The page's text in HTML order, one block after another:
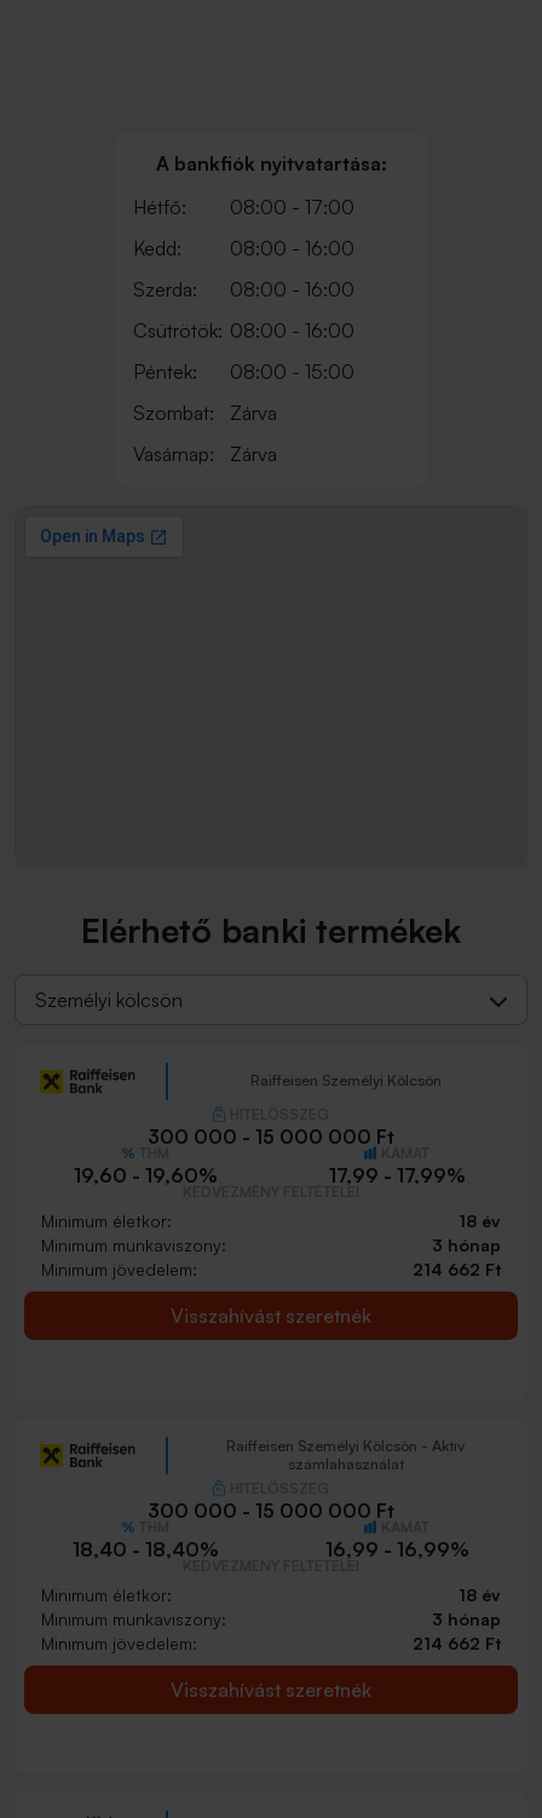
A bankfiók nyitvatartása:
Hétfő:
08:00 - 17:00
Kedd:
08:00 - 16:00
Szerda:
08:00 - 16:00
Csütrötök: 08:00 - 16:00
Péntek:
08:00 - 15:00
Szombat:
Zárva
Vasárnap:
Zárva
Elérhető banki termékek
Személyi kölcsön
Raiffeisen Személyi Kölcsön
300 000 - 15 000 000 Ft
19,60 - 19,60% 17,99 - 17,99%
Minimum életkor:
18 év
Minimum munkaviszony:
3 hónap
Minimum jövedelem:
214 662 Ft
Visszahívást szeretnék
Raiffeisen Személyi Kölcsön - Aktív
számlahasználat
300 000 - 15 000 000 Ft
18,40 - 18,40% 16,99 - 16,99%
Minimum életkor:
18 év
Minimum munkaviszony:
3 hónap
Minimum jövedelem:
214 662 Ft
Visszahívást szeretnék